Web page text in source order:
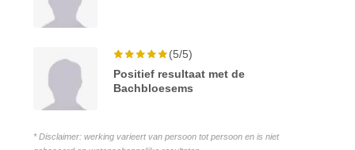
(5/5)
Positief resultaat met de
Bachbloesems
* Disclaimer: werking varieert van persoon tot persoon en is niet